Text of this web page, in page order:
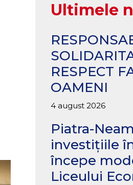
Ultimele
RESPECT
OAMENI
4 august 2026
Piatra-
investițiile
începe
Liceului